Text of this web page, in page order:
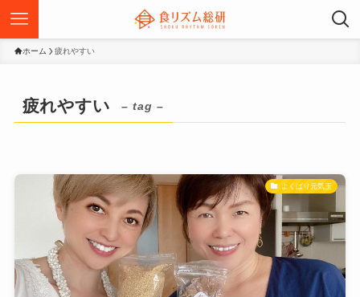
ホーム 疲れやすい
疲れやすい – tag –
よくばり元気玉